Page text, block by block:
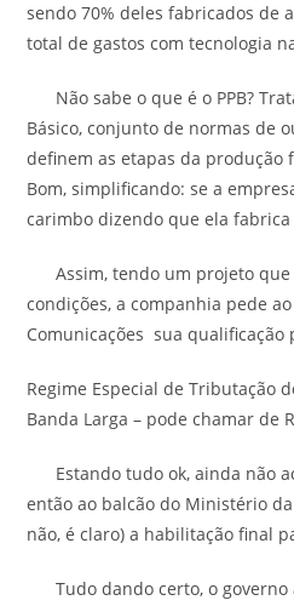
sendo 70% deles fabricados de
total de gastos com tecnologia
Não sabe o que é o PPB?
Básico, conjunto de normas de
definem as etapas da produção
Bom, simplificando: se a
carimbo dizendo que ela fabrica
Assim, tendo um projeto que
condições, a companhia pede
Comunicações sua qualificação
Regime Especial de Tributação
Banda Larga – pode chamar de
Estando tudo ok, ainda não
então ao balcão do Ministério
não, é claro) a habilitação final
Tudo dando certo, o governo